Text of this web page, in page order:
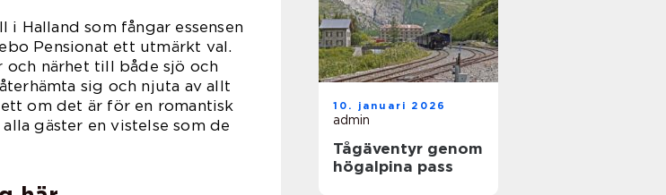
Halland som fångar essensen
Pensionat ett utmärkt val.
och närhet till både sjö och
sig och njuta av allt
om det är för en romantisk
gäster en vistelse som de
10. januari 2026
admin
Tågäventyr genom
högalpina pass